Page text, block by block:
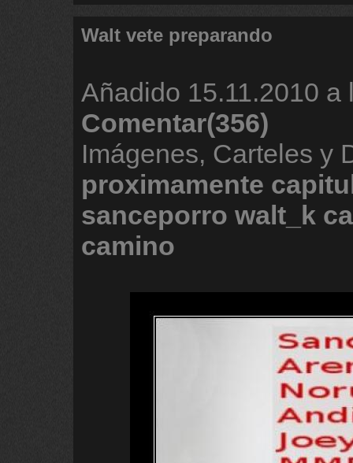
Walt vete preparando
Añadido 15.11.2010 a
Comentar(356)
Imágenes, Carteles y
proximamente
sanceporro walt_k
camino